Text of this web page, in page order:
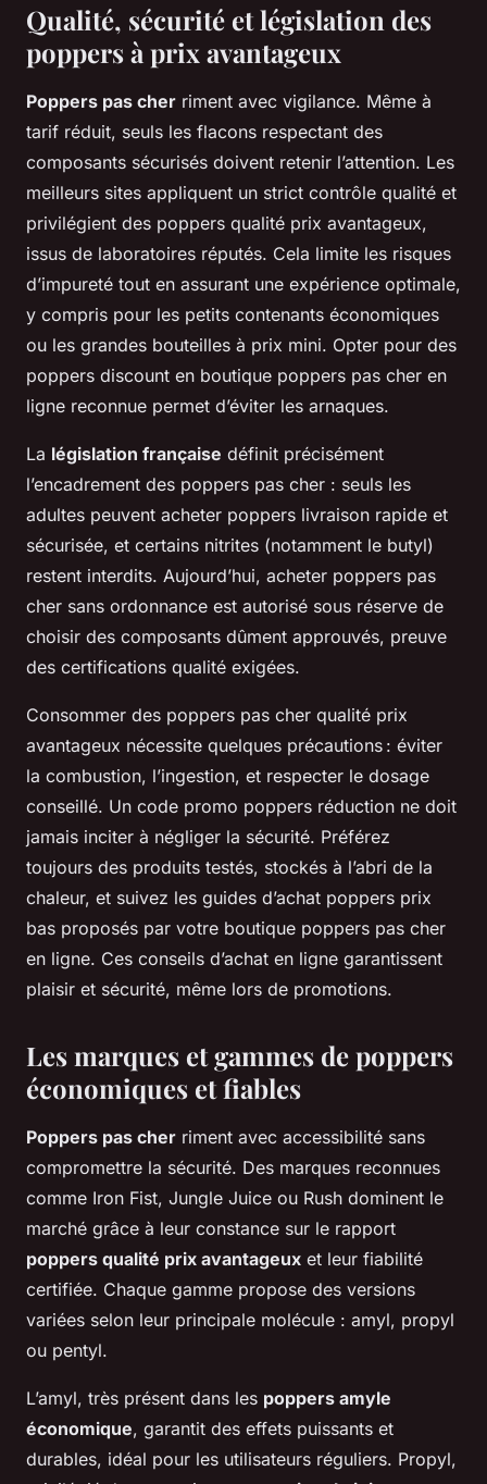
Qualité, sécurité et législation des
poppers à prix avantageux
Poppers pas cher riment avec vigilance. Même à
tarif réduit, seuls les flacons respectant des
composants sécurisés doivent retenir l’attention. Les
meilleurs sites appliquent un strict contrôle qualité et
privilégient des poppers qualité prix avantageux,
issus de laboratoires réputés. Cela limite les risques
d’impureté tout en assurant une expérience optimale,
y compris pour les petits contenants économiques
ou les grandes bouteilles à prix mini. Opter pour des
poppers discount en boutique poppers pas cher en
ligne reconnue permet d’éviter les arnaques.
La législation française définit précisément
l’encadrement des poppers pas cher : seuls les
adultes peuvent acheter poppers livraison rapide et
sécurisée, et certains nitrites (notamment le butyl)
restent interdits. Aujourd’hui, acheter poppers pas
cher sans ordonnance est autorisé sous réserve de
choisir des composants dûment approuvés, preuve
des certifications qualité exigées.
Consommer des poppers pas cher qualité prix
avantageux nécessite quelques précautions : éviter
la combustion, l’ingestion, et respecter le dosage
conseillé. Un code promo poppers réduction ne doit
jamais inciter à négliger la sécurité. Préférez
toujours des produits testés, stockés à l’abri de la
chaleur, et suivez les guides d’achat poppers prix
bas proposés par votre boutique poppers pas cher
en ligne. Ces conseils d’achat en ligne garantissent
plaisir et sécurité, même lors de promotions.
Les marques et gammes de poppers
économiques et fiables
Poppers pas cher riment avec accessibilité sans
compromettre la sécurité. Des marques reconnues
comme Iron Fist, Jungle Juice ou Rush dominent le
marché grâce à leur constance sur le rapport
poppers qualité prix avantageux et leur fiabilité
certifiée. Chaque gamme propose des versions
variées selon leur principale molécule : amyl, propyl
ou pentyl.
L’amyl, très présent dans les poppers amyle
économique, garantit des effets puissants et
durables, idéal pour les utilisateurs réguliers. Propyl,